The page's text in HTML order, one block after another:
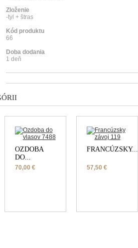
Zloženie
-tyl + štras
Kód produktu
66
Doba dodania
1 deň
OZDOBA
DO...
70,00 €
FRANCÚZSKY...
57,50 €